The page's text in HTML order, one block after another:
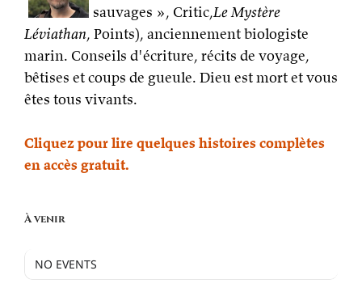
sauvages », Critic,Le Mystère
Léviathan, Points), anciennement biologiste
marin. Conseils d'écriture, récits de voyage,
bêtises et coups de gueule. Dieu est mort et vous
êtes tous vivants.
Cliquez pour lire quelques histoires complètes
en accès gratuit.
À venir
NO EVENTS